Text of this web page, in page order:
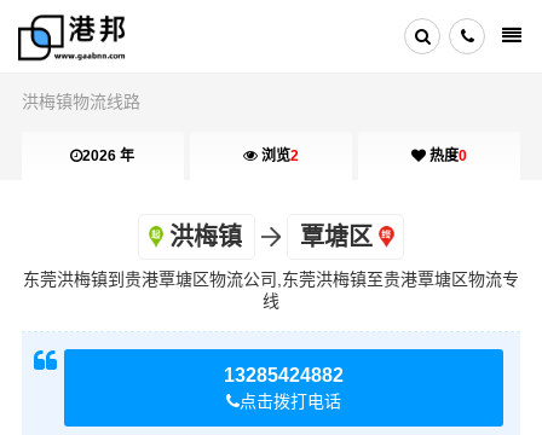
洪梅镇物流线路
2026 年 浏览2 热度0
洪梅镇 覃塘区
东莞洪梅镇到贵港覃塘区物流公司,东莞洪梅镇至贵港覃塘区物流专
线
13285424882
点击拨打电话